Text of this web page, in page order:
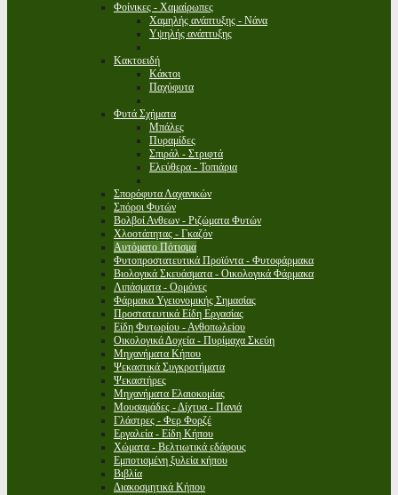
Φοίνικες - Χαμαίρωπες
Χαμηλής ανάπτυξης - Νάνα
Υψηλής ανάπτυξης
Κακτοειδή
Κάκτοι
Παχύφυτα
Φυτά Σχήματα
Μπάλες
Πυραμίδες
Σπιράλ - Στριφτά
Ελεύθερα - Τοπιάρια
Σπορόφυτα Λαχανικών
Σπόροι Φυτών
Βολβοί Ανθεων - Ριζώματα Φυτών
Χλοοτάπητας - Γκαζόν
Αυτόματο Πότισμα
Φυτοπροστατευτικά Προϊόντα - Φυτοφάρμακα
Βιολογικά Σκευάσματα - Οικολογικά Φάρμακα
Λιπάσματα - Ορμόνες
Φάρμακα Υγειονομικής Σημασίας
Προστατευτικά Είδη Εργασίας
Είδη Φυτωρίου - Ανθοπωλείου
Οικολογικά Δοχεία - Πυρίμαχα Σκεύη
Μηχανήματα Κήπου
Ψεκαστικά Συγκροτήματα
Ψεκαστήρες
Μηχανήματα Ελαιοκομίας
Μουσαμάδες - Δίχτυα - Πανιά
Γλάστρες - Φερ Φορζέ
Εργαλεία - Είδη Κήπου
Χώματα - Βελτιωτικά εδάφους
Εμποτισμένη ξυλεία κήπου
Βιβλία
Διακοσμητικά Κήπου